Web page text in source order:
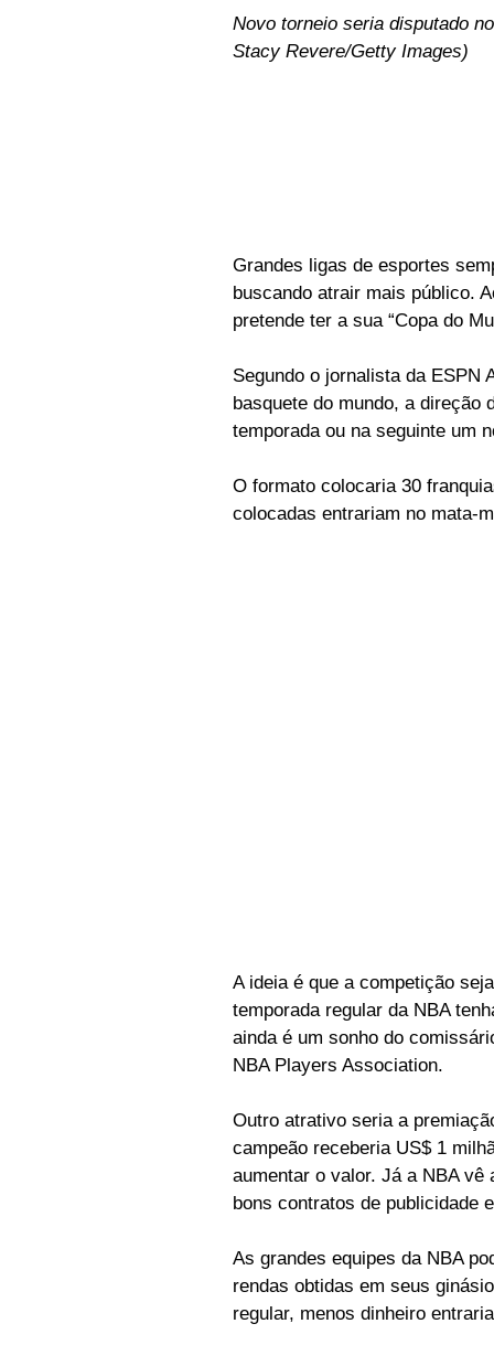
Novo torneio seria disputado
Stacy Revere/Getty Images)
Grandes ligas de esportes
buscando atrair mais público.
pretende ter a sua “Copa do
Segundo o jornalista da ESPN
basquete do mundo, a direção
temporada ou na seguinte um
O formato colocaria 30
colocadas entrariam no mata-
A ideia é que a competição
temporada regular da NBA
ainda é um sonho do
NBA Players Association.
Outro atrativo seria a
campeão receberia US$ 1
aumentar o valor. Já a NBA
bons contratos de publicidade
As grandes equipes da NBA
rendas obtidas em seus
regular, menos dinheiro